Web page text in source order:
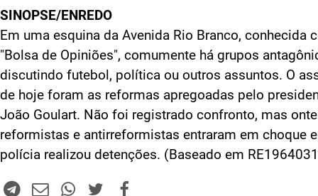
SINOPSE/ENREDO
Em uma esquina da Avenida Rio Branco, conhecida
"Bolsa de Opiniões", comumente há grupos
discutindo futebol, política ou outros assuntos. O
de hoje foram as reformas apregoadas pelo
João Goulart. Não foi registrado confronto, mas
reformistas e antirreformistas entraram em choque
polícia realizou detenções. (Baseado em